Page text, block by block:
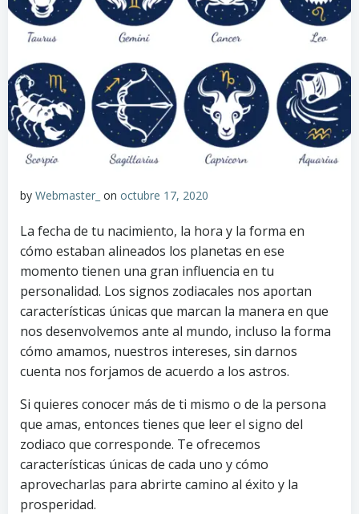
by Webmaster_ on octubre 17, 2020
La fecha de tu nacimiento, la hora y la forma en
cómo estaban alineados los planetas en ese
momento tienen una gran influencia en tu
personalidad. Los signos zodiacales nos aportan
características únicas que marcan la manera en que
nos desenvolvemos ante al mundo, incluso la forma
cómo amamos, nuestros intereses, sin darnos
cuenta nos forjamos de acuerdo a los astros.
Si quieres conocer más de ti mismo o de la persona
que amas, entonces tienes que leer el signo del
zodiaco que corresponde. Te ofrecemos
características únicas de cada uno y cómo
aprovecharlas para abrirte camino al éxito y la
prosperidad.